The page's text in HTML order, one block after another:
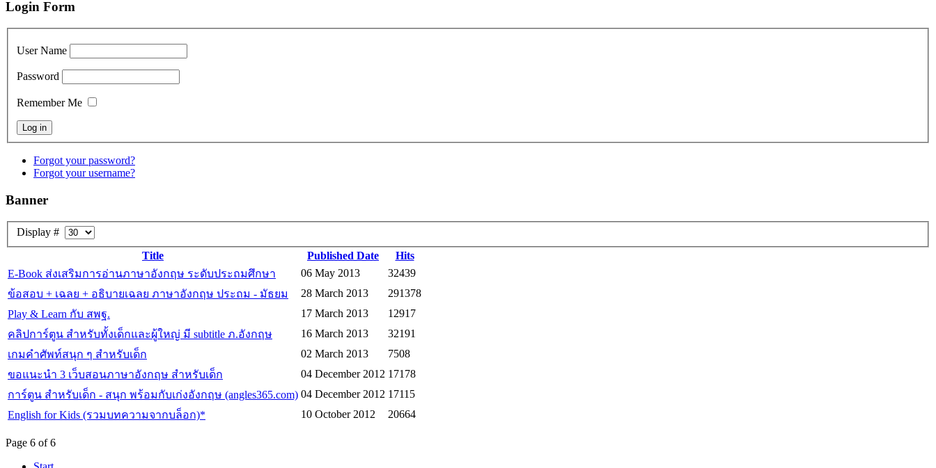
Login Form
User Name
Password
Remember Me
Forgot your password?
Forgot your username?
Banner
Display #
Title
Published Date
Hits
E-Book ส่งเสริมการอ่านภาษาอังกฤษ ระดับประถมศึกษา
06 May 2013
32439
ข้อสอบ + เฉลย + อธิบายเฉลย ภาษาอังกฤษ ประถม - มัธยม
28 March 2013
291378
Play & Learn กับ สพฐ.
17 March 2013
12917
คลิปการ์ตูน สำหรับทั้งเด็กและผู้ใหญ่ มี subtitle ภ.อังกฤษ
16 March 2013
32191
เกมคำศัพท์สนุก ๆ สำหรับเด็ก
02 March 2013
7508
ขอแนะนำ 3 เว็บสอนภาษาอังกฤษ สำหรับเด็ก
04 December 2012 17178
การ์ตูน สำหรับเด็ก - สนุก พร้อมกับเก่งอังกฤษ (angles365.com) 04 December 2012 17115
English for Kids (รวมบทความจากบล็อก)*
10 October 2012 20664
Page 6 of 6